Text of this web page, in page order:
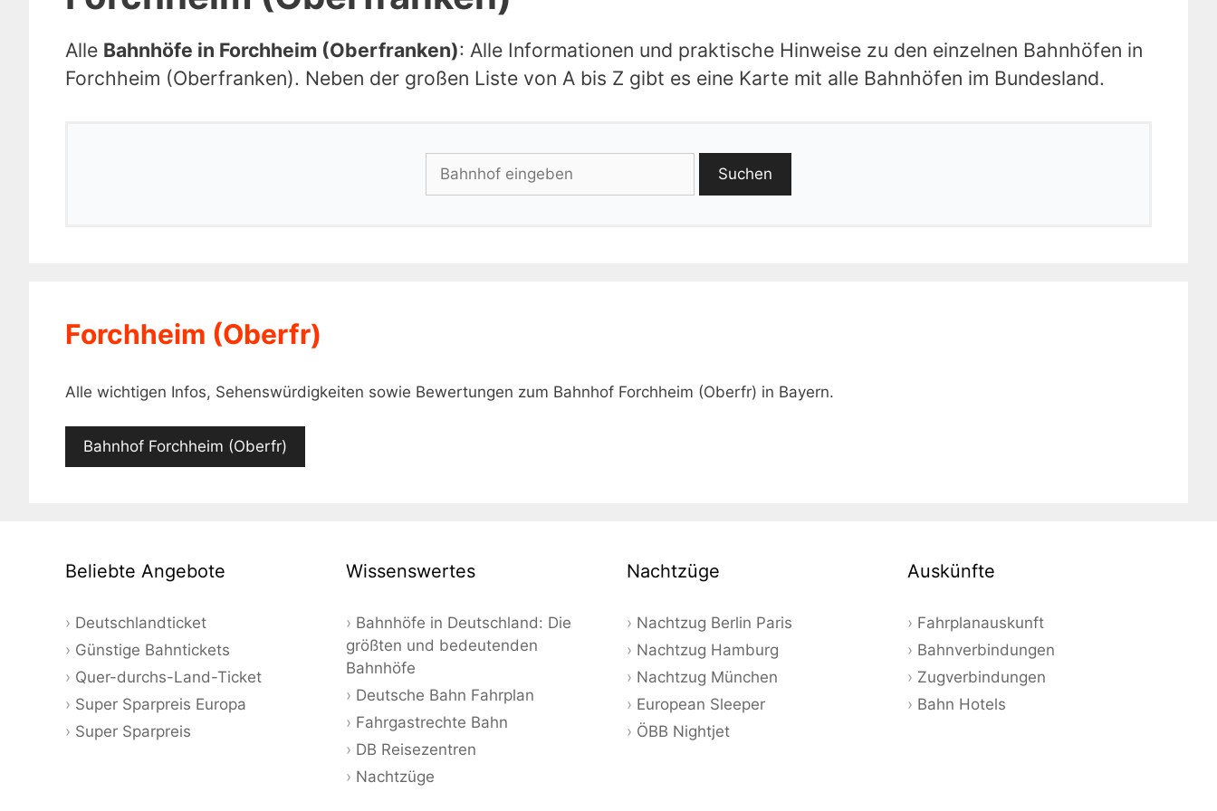
Alle Bahnhöfe in Forchheim (Oberfranken): Alle Informationen und praktische Hinweise zu den einzelnen Bahnhöfen in
Forchheim (Oberfranken). Neben der großen Liste von A bis Z gibt es eine Karte mit alle Bahnhöfen im Bundesland.
Suchen
Forchheim (Oberfr)
Alle wichtigen Infos, Sehenswürdigkeiten sowie Bewertungen zum Bahnhof Forchheim (Oberfr) in Bayern.
Bahnhof Forchheim (Oberfr)
Beliebte Angebote
Deutschlandticket
Günstige Bahntickets
Quer-durchs-Land-Ticket
Super Sparpreis Europa
Super Sparpreis
Wissenswertes
Bahnhöfe in Deutschland: Die
größten und bedeutenden
Bahnhöfe
Deutsche Bahn Fahrplan
Fahrgastrechte Bahn
DB Reisezentren
Nachtzüge
Nachtzüge
Nachtzug Berlin Paris
Nachtzug Hamburg
Nachtzug München
European Sleeper
ÖBB Nightjet
Auskünfte
Fahrplanauskunft
Bahnverbindungen
Zugverbindungen
Bahn Hotels